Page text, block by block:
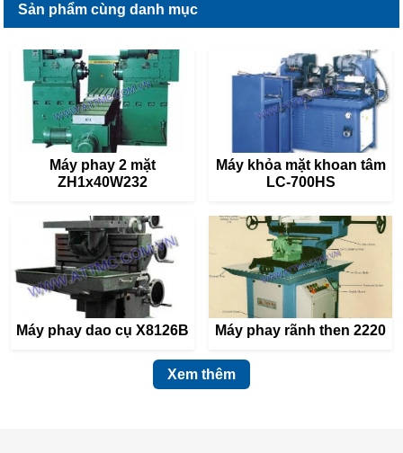
Sản phẩm cùng danh mục
Máy phay 2 mặt
ZH1x40W­­­232
Máy khỏa mặt khoan tâm
LC-700HS
Máy phay dao cụ X8126B Máy phay rãnh then 2220
Xem thêm